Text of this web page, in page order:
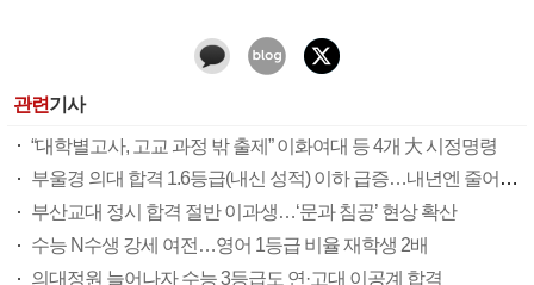
관련기사
“대학별고사, 고교 과정 밖 출제” 이화여대 등 4개 大 시정명령
부울경 의대 합격 1.6등급(내신 성적) 이하 급증…내년엔 줄어들 듯
부산교대 정시 합격 절반 이과생…‘문과 침공’ 현상 확산
수능 N수생 강세 여전…영어 1등급 비율 재학생 2배
의대정원 늘어나자 수능 3등급도 연·고대 이공계 합격